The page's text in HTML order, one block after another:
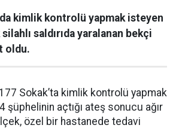
kimlik kontrolü yapmak isteyen
saldırıda yaralanan bekçi
oldu.
Sokak’ta kimlik kontrolü yapmak
açtığı ateş sonucu ağır
özel bir hastanede tedavi